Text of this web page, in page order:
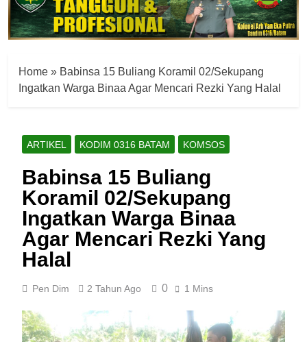
Home » Babinsa 15 Buliang Koramil 02/Sekupang
Ingatkan Warga Binaa Agar Mencari Rezki Yang Halal
ARTIKEL KODIM 0316 BATAM KOMSOS
Babinsa 15 Buliang
Koramil 02/Sekupang
Ingatkan Warga Binaa
Agar Mencari Rezki Yang
Halal
Pen Dim 2 Tahun Ago 0 1 Mins